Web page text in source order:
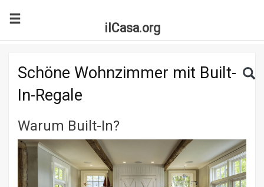
ilCasa.org
Search for:
Schöne Wohnzimmer mit Built-
In-Regale
Warum Built-In?